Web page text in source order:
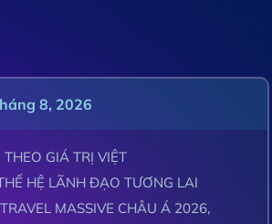
8, 2026
GIÁ TRỊ VIỆT
HỆ LÃNH ĐẠO TƯƠNG LAI
MASSIVE CHÂU Á 2026,